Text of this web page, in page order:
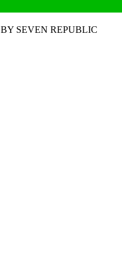
SEVEN REPUBLIC